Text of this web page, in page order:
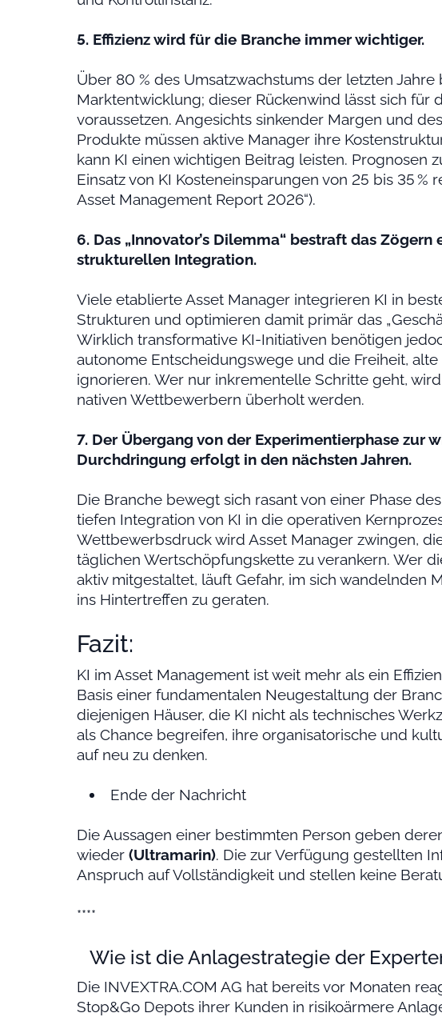
5. Effizienz wird für die Branche immer wichtiger.
Über 80 % des Umsatzwachstums der letzten Jahre
Marktentwicklung; dieser Rückenwind lässt sich für
voraussetzen. Angesichts sinkender Margen und
Produkte müssen aktive Manager ihre
kann KI einen wichtigen Beitrag leisten. Prognosen
Einsatz von KI Kosteneinsparungen von 25 bis 35 %
Asset Management Report 2026“).
6. Das „Innovator’s Dilemma“ bestraft das
strukturellen Integration.
Viele etablierte Asset Manager integrieren KI in
Strukturen und optimieren damit primär das
Wirklich transformative KI-Initiativen benötigen
autonome Entscheidungswege und die Freiheit,
ignorieren. Wer nur inkrementelle Schritte geht,
nativen Wettbewerbern überholt werden.
7. Der Übergang von der Experimentierphase zur
Durchdringung erfolgt in den nächsten Jahren.
Die Branche bewegt sich rasant von einer Phase
tiefen Integration von KI in die operativen
Wettbewerbsdruck wird Asset Manager zwingen,
täglichen Wertschöpfungskette zu verankern. Wer
aktiv mitgestaltet, läuft Gefahr, im sich wandelnden
ins Hintertreffen zu geraten.
Fazit:
KI im Asset Management ist weit mehr als ein
Basis einer fundamentalen Neugestaltung der
diejenigen Häuser, die KI nicht als technisches
als Chance begreifen, ihre organisatorische und
auf neu zu denken.
Ende der Nachricht
Die Aussagen einer bestimmten Person geben
wieder (Ultramarin). Die zur Verfügung gestellten
Anspruch auf Vollständigkeit und stellen keine
****
Wie ist die Anlagestrategie der
Die INVEXTRA.COM AG hat bereits vor Monaten
Stop&Go Depots ihrer Kunden in risikoärmere